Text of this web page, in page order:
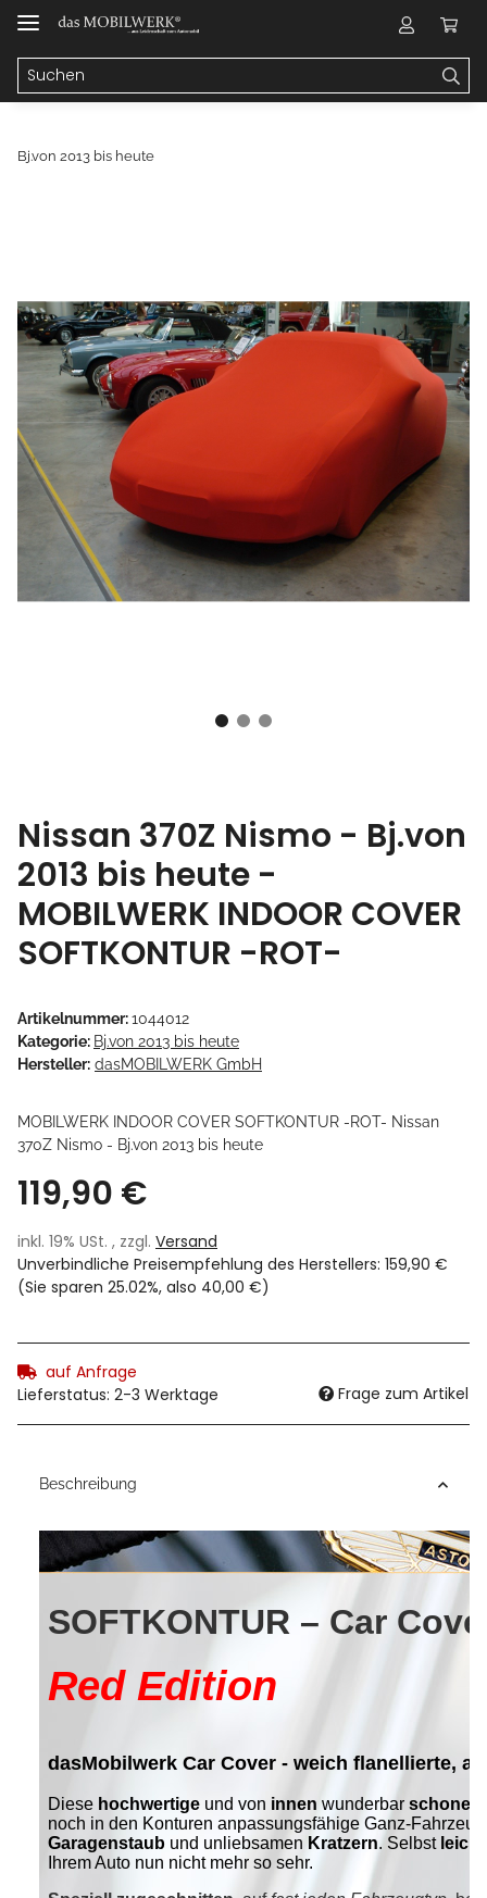
Bj.von 2013 bis heute
Nissan 370Z Nismo - Bj.von
2013 bis heute -
MOBILWERK INDOOR COVER
SOFTKONTUR -ROT-
Artikelnummer:1044012
Kategorie: Bj.von 2013 bis heute
Hersteller: dasMOBILWERK GmbH
MOBILWERK INDOOR COVER SOFTKONTUR -ROT- Nissan
370Z Nismo - Bj.von 2013 bis heute
119,90 €
inkl. 19% USt. , zzgl. Versand
Unverbindliche Preisempfehlung des Herstellers: 159,90 €
(Sie sparen 25.02%, also 40,00 €)
auf Anfrage
Lieferstatus: 2-3 Werktage
Frage zum Artikel
Beschreibung